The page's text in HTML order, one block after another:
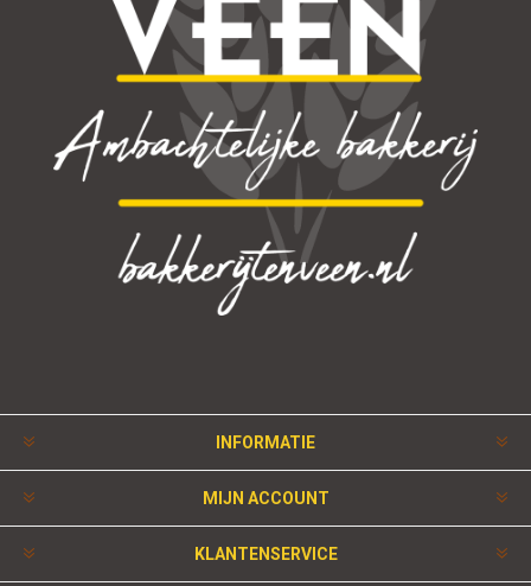
INFORMATIE
MIJN ACCOUNT
KLANTENSERVICE